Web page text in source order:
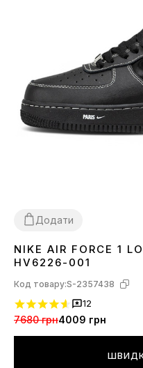
Додати
4041 4243 4445
NIKE AIR FORCE 1 LOW
HV6226-001
Код товару:S-2357438
12
7680 грн4009 грн